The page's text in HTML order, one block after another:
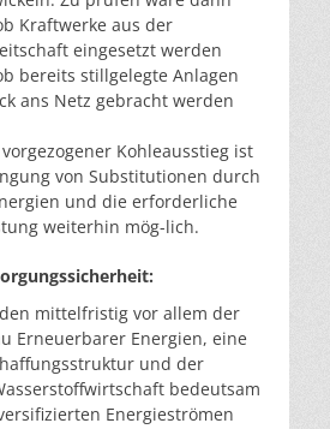
Kraftwerke aus der
eingesetzt werden
bereits stillgelegte Anlagen
ans Netz gebracht werden
Kohleausstieg ist
von Substitutionen durch
und die erforderliche
weiterhin mög-lich.
mittelfristig vor allem der
Erneuerbarer Energien, eine
und der
bedeutsam
Energieströmen